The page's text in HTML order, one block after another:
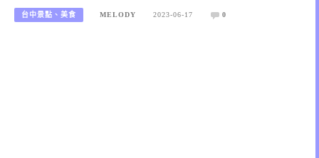
台中景點、美食 MELODY 2023-06-17 0